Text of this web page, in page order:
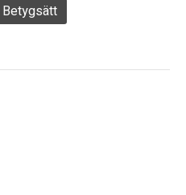
Betygsätt